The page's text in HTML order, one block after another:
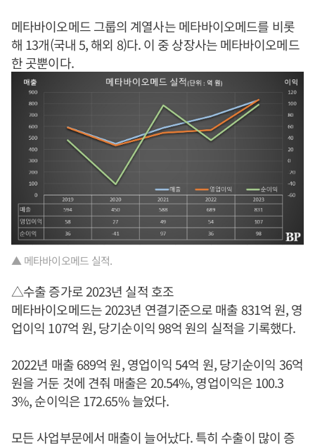
메타바이오메드 그룹의 계열사는 메타바이오메드를 비롯
해 13개(국내 5, 해외 8)다. 이 중 상장사는 메타바이오메드
한 곳뿐이다.
▲ 메타바이오메드 실적.
△수출 증가로 2023년 실적 호조
메타바이오메드는 2023년 연결기준으로 매출 831억 원, 영
업이익 107억 원, 당기순이익 98억 원의 실적을 기록했다.
2022년 매출 689억 원, 영업이익 54억 원, 당기순이익 36억
원을 거둔 것에 견줘 매출은 20.54%, 영업이익은 100.3
3%, 순이익은 172.65% 늘었다.
모든 사업부문에서 매출이 늘어났다. 특히 수출이 많이 증